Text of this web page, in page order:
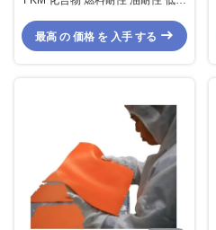
多用途 ISO9001
最高 の 価格 を 入手 する